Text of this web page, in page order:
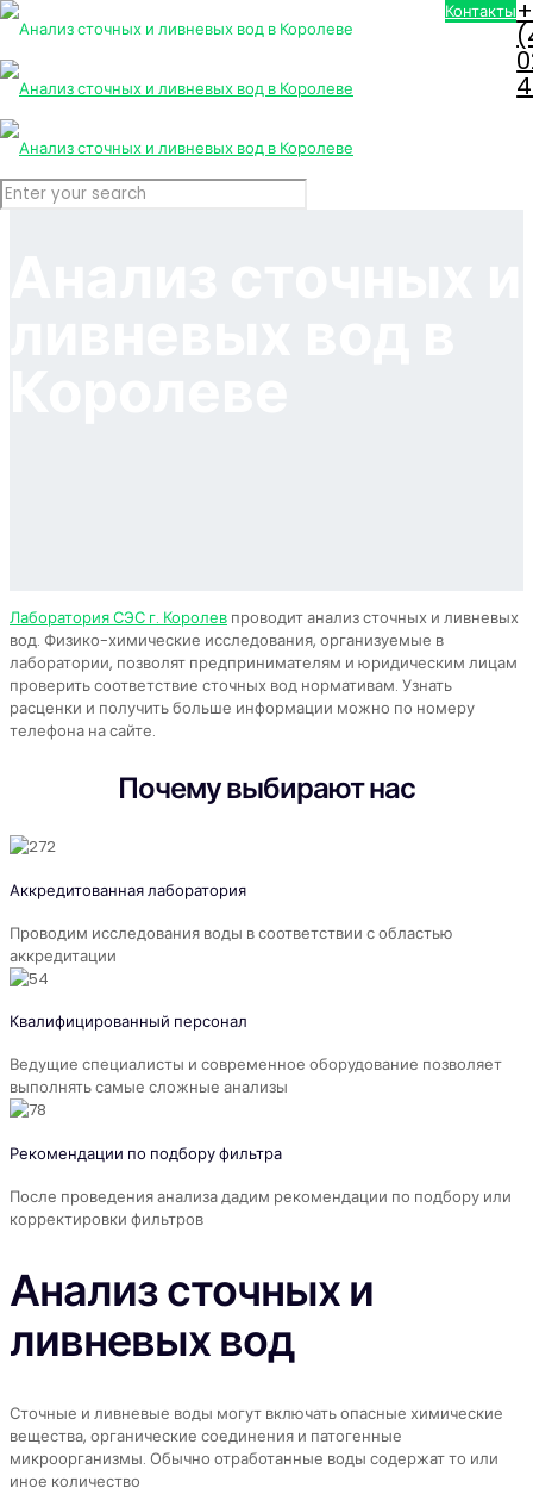
Контакты
Лаборатория СЭС г. Королев проводит анализ сточных и ливневых
вод. Физико-химические исследования, организуемые в
лаборатории, позволят предпринимателям и юридическим лицам
проверить соответствие сточных вод нормативам. Узнать
расценки и получить больше информации можно по номеру
телефона на сайте.
Почему выбирают нас
Аккредитованная лаборатория
Проводим исследования воды в соответствии с областью
аккредитации
Квалифицированный персонал
Ведущие специалисты и современное оборудование позволяет
выполнять самые сложные анализы
Рекомендации по подбору фильтра
После проведения анализа дадим рекомендации по подбору или
корректировки фильтров
Анализ сточных и
ливневых вод
Сточные и ливневые воды могут включать опасные химические
вещества, органические соединения и патогенные
микроорганизмы. Обычно отработанные воды содержат то или
иное количество